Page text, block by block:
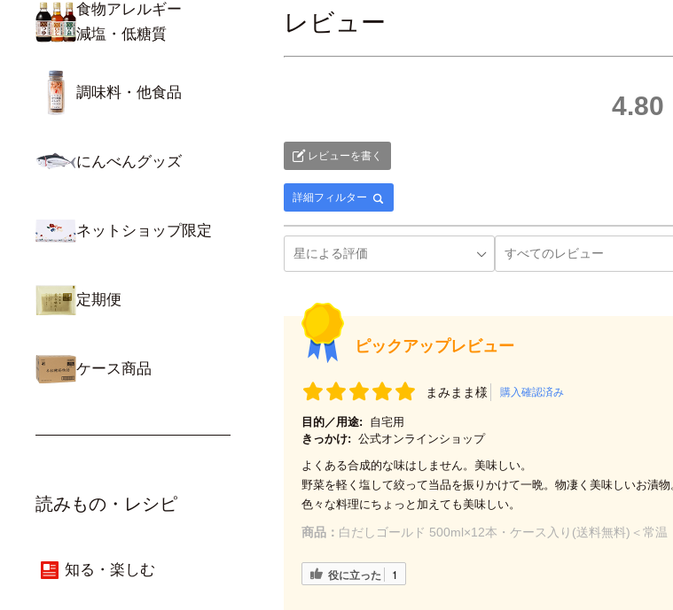
食物アレルギー
減塩・低糖質
調味料・他食品
にんべんグッズ
ネットショップ限定
定期便
ケース商品
読みもの・レシピ
知る・楽しむ
レビュー
4.80
レビューを書く
詳細フィルター
ピックアップレビュー
まみまま様 購入確認済み
目的／用途:
自宅用
きっかけ: 公式オンラインショップ
よくある合成的な味はしません。美味しい。
野菜を軽く塩して絞って当品を振りかけて一晩。物凄く美味しいお漬物
色々な料理にちょっと加えても美味しい。
商品： 白だしゴールド 500ml×12本・ケース入り(送料無料)＜常温
役に立った 1